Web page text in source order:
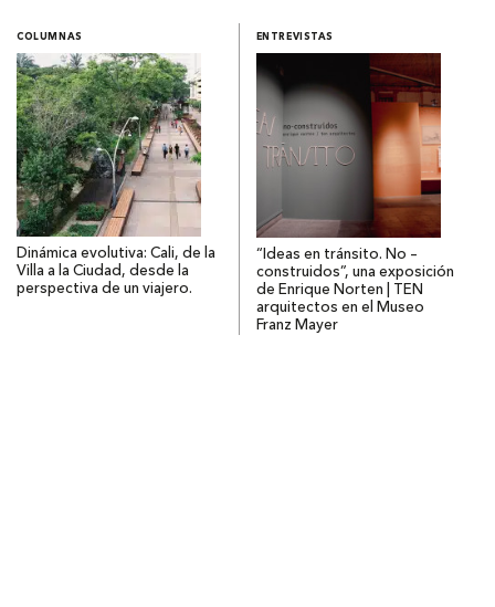
COLUMNAS
Dinámica evolutiva: Cali, de la
Villa a la Ciudad, desde la
perspectiva de un viajero.
ENTREVISTAS
“Ideas en tránsito. No –
construidos”, una exposición
de Enrique Norten | TEN
arquitectos en el Museo
Franz Mayer